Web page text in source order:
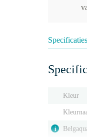
Specificaties
Kleur
i